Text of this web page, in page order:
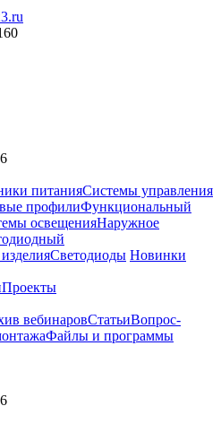
питанияСистемы управления
профилиФункциональный
освещенияНаружное
Светодиоды Новинки
Проекты
вебинаровСтатьиВопрос-
Файлы и программы